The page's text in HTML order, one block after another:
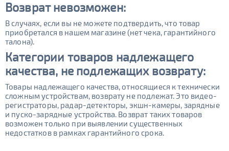
Возвратневозможен:
В случаях, если вы не можете подтвердить, что товар
приобретался в нашем магазине (нет чека, гарантийного
талона).
Категории товаров надлежащего
качества, не подлежащих возврату:
Товары надлежащего качества, относящиеся к технически
сложным устройствам, возврату не подлежат. Это видео-
регистраторы, радар-детекторы, экшн-камеры, зарядные
и пуско-зарядные устройства. Возврат таких товаров
возможен только при выявлении существенных
недостатков в рамках гарантийного срока.